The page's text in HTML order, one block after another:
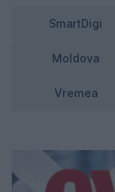
SmartDigi
Moldova
Vremea